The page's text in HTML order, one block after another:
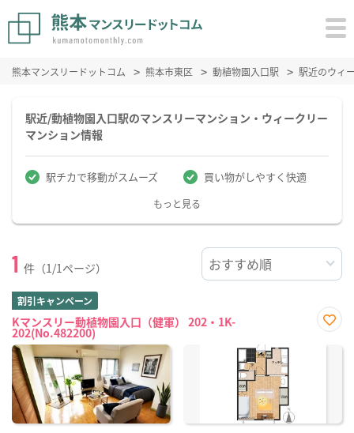
熊本マンスリードットコム 熊本市東区 動植物園入口駅 駅近のウィ
駅近/動植物園入口駅のマンスリーマンション・ウィークリー
マンション情報
駅チカで移動がスムーズ 買い物がしやすく快適
もっと見る
1 件（1/1ページ）
割引キャンペーン
Kマンスリー動植物園入口（健軍） 202・1K-
202(No.482200)
に入